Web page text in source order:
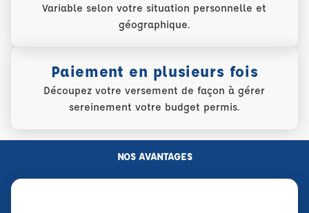
Variable selon votre situation personnelle et
géographique.
Paiement en plusieurs fois
Découpez votre versement de façon à gérer
sereinement votre budget permis.
NOS AVANTAGES